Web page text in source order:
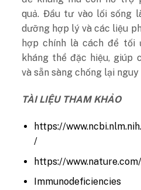
quả. Đầu tư vào lối sống
dưỡng hợp lý và các liệu
hợp chính là cách để tối
kháng thể đặc hiệu, giúp
và sẵn sàng chống lại
TÀI LIỆU THAM KHẢO
https://
/
https://